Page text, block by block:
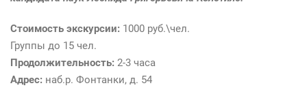
Стоимость экскурсии: 1000 руб.\чел.
Группы до 15 чел.
Продолжительность: 2-3 часа
Адрес: наб.р. Фонтанки, д. 54